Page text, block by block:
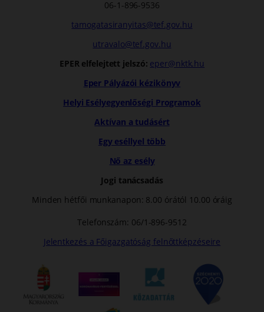
06-1-896-9536
tamogatasiranyitas@tef.gov.hu
utravalo@tef.gov.hu
EPER elfelejtett jelszó: eper@nktk.hu
Eper Pályázói kézikönyv
Helyi Esélyegyenlőségi Programok
Aktívan a tudásért
Egy eséllyel több
Nő az esély
Jogi tanácsadás
Minden hétfői munkanapon: 8.00 órától 10.00 óráig
Telefonszám: 06/1-896-9512
Jelentkezés a Főigazgatóság felnőttképzéseire